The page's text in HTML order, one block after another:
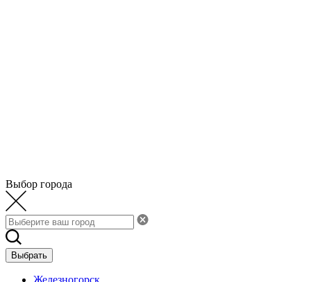
Выбор города
Выбрать
Железногорск